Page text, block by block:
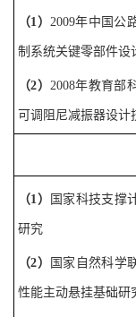
（1）2009年中国公
制系统关键零部件设
（2）2008年教育部
可调阻尼减振器设计
（1） 国家科技支撑
研究
（2） 国家自然科学
性能主动悬挂基础研